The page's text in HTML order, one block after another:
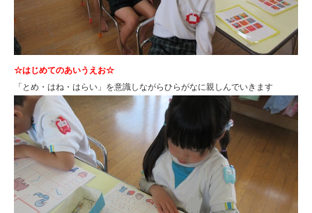
☆はじめてのあいうえお☆
「とめ・はね・はらい」を意識しながらひらがなに親しんでいきます